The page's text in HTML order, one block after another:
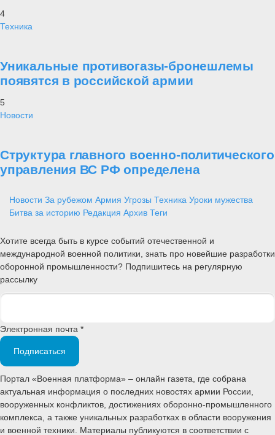
4
Техника
Уникальные противогазы-бронешлемы
появятся в российской армии
5
Новости
Структура главного военно-политического
управления ВС РФ определена
Новости За рубежом Армия Угрозы Техника Уроки мужества
Битва за историю Редакция Архив Теги
Хотите всегда быть в курсе событий отечественной и
международной военной политики, знать про новейшие разработки
оборонной промышленности? Подпишитесь на регулярную
рассылку
Электронная почта *
Подписаться
Портал «Военная платформа» – онлайн газета, где собрана
актуальная информация о последних новостях армии России,
вооруженных конфликтов, достижениях оборонно-промышленного
комплекса, а также уникальных разработках в области вооружения
и военной техники. Материалы публикуются в соответствии с